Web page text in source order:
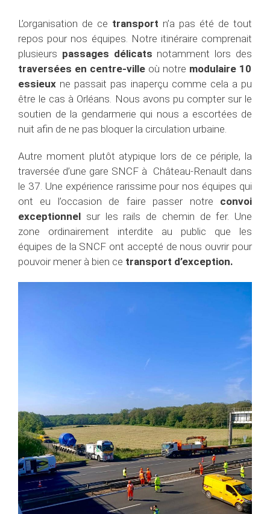
L’organisation de ce transport n’a pas été de tout
repos pour nos équipes. Notre itinéraire comprenait
plusieurs passages délicats notamment lors des
traversées en centre-ville où notre modulaire 10
essieux ne passait pas inaperçu comme cela a pu
être le cas à Orléans. Nous avons pu compter sur le
soutien de la gendarmerie qui nous a escortées de
nuit afin de ne pas bloquer la circulation urbaine.
Autre moment plutôt atypique lors de ce périple, la
traversée d’une gare SNCF à Château-Renault dans
le 37. Une expérience rarissime pour nos équipes qui
ont eu l’occasion de faire passer notre convoi
exceptionnel sur les rails de chemin de fer. Une
zone ordinairement interdite au public que les
équipes de la SNCF ont accepté de nous ouvrir pour
pouvoir mener à bien ce transport d’exception.